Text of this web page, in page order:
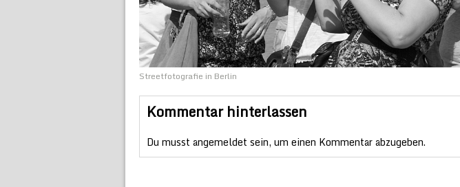
Streetfotografie in Berlin
Kommentar hinterlassen
Du musst angemeldet sein, um einen Kommentar abzugeben.